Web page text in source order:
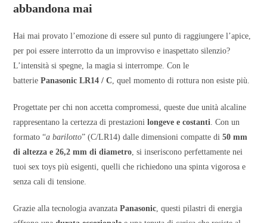
abbandona mai
Hai mai provato l’emozione di essere sul punto di raggiungere l’apice,
per poi essere interrotto da un improvviso e inaspettato silenzio?
L’intensità si spegne, la magia si interrompe. Con le
batteriePanasonic LR14 / C, quel momento di rottura non esiste più.
Progettate per chi non accetta compromessi, queste due unità alcaline
rappresentano la certezza di prestazionilongeve e costanti. Con un
formato “a barilotto” (C/LR14) dalle dimensioni compatte di50 mm
di altezza e 26,2 mm di diametro, si inseriscono perfettamente nei
tuoi sex toys più esigenti, quelli che richiedono una spinta vigorosa e
senza cali di tensione.
Grazie alla tecnologia avanzataPanasonic, questi pilastri di energia